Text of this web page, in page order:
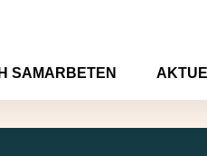
SAMARBETEN